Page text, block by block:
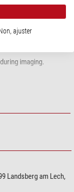
à la place une
imaging.
Landsberg am Lech,
ajuster